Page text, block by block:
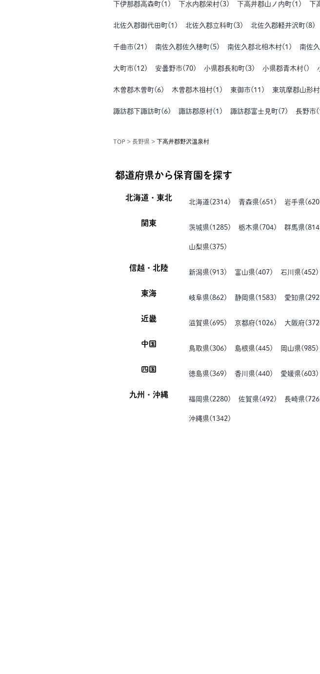
下伊那郡高森町( 1 ) 下水内郡栄村(3) 下高井郡山ノ内町( 1 )
北佐久郡御代田町( 1 ) 北佐久郡立科町(3) 北佐久郡軽井沢町(8)
千曲市( 21 ) 南佐久郡佐久穂町( 5) 南佐久郡北相木村( 1 ) 南佐
大町市( 12 ) 安曇野市( 70) 小県郡長和町(3) 小県郡青木村( )
木曽郡木曽町( 6) 木曽郡木祖村( 1 ) 東御市( 11 ) 東筑摩郡山形村
諏訪郡下諏訪町( 6) 諏訪郡原村( 1 ) 諏訪郡富士見町( 7 ) 長野市(
TOP > 長野県 > 下高井郡野沢温泉村
都道府県から保育園を探す
北海道・東北
北海道( 2314) 青森県( 651 ) 岩手県( 620
関東
茨城県( 1285) 栃木県( 704) 群馬県(814
山梨県(375)
信越・北陸
新潟県(913) 富山県(407 ) 石川県(452 )
東海
岐阜県(862 ) 静岡県( 1583) 愛知県(
近畿
滋賀県( 695) 京都府( 1026) 大阪府(
中国
鳥取県(306) 島根県(445) 岡山県(985)
四国
徳島県(369) 香川県(440) 愛媛県( 603)
九州・沖縄
福岡県( 2280) 佐賀県(492 ) 長崎県( 726
沖縄県( 1342 )